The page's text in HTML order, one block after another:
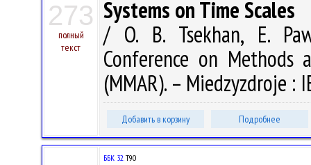
273
полный
текст
Systems on Time Scales
/ O. B. Tsekhan, E.
Conference on
(MMAR). – Miedzyzdroje :
Добавить в корзину Подробнее
ББК 32.T90